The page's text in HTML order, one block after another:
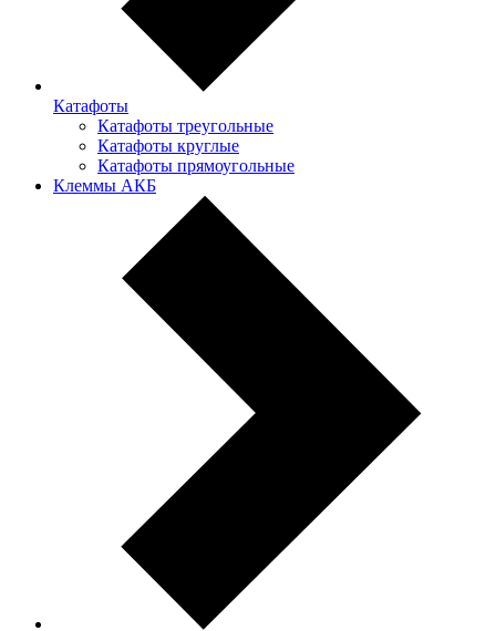
Катафоты
Катафоты треугольные
Катафоты круглые
Катафоты прямоугольные
Клеммы АКБ